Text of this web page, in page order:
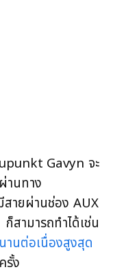
Gavyn จะ
านทาง
ายผ่านช่อง AUX
มารถทำได้เช่น
านต่อเนื่องสูงสุด
รั้ง